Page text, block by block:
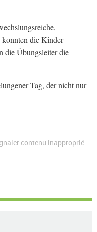
konnten die Kinder
die Übungsleiter die
Tag, der nicht nur
contenu inapproprié